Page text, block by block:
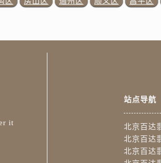
it
站点导航
北京百达
北京百达
北京百达